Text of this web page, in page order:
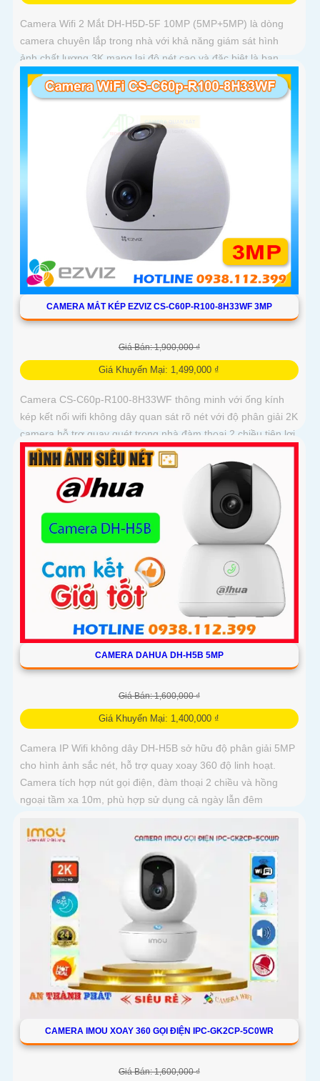
Camera Wifi 2 Mắt DH-H5D-5F 10MP (5MP+5MP) là dòng
camera chuyên lắp trong nhà với khả năng giám sát hình
ảnh chất lượng 3K mang lại độ nét cao và đặc biệt là ban
đêm có màu sắc chân thực. Camera wifi DH-H5D-5F còn
giúp đảm bảo an ninh hiệu quả với tính năng phát hiện người
CAMERA MẮT KÉP EZVIZ CS-C60P-R100-8H33WF 3MP
Giá Bán: 1,900,000 ₫
Giá Khuyến Mại: 1,499,000 ₫
Camera CS-C60p-R100-8H33WF thông minh với ống kính
kép kết nối wifi không dây quan sát rõ nét với độ phân giải 2K
camera hỗ trợ quay quét trong nhà đàm thoại 2 chiều tiện lợi
và tích hợp nút gọi điện cảm ứng nhanh chóng Với chuẩn
nén H.265 camera giúp tiết kiệm băng thông và dung lượng
lưu trữ hiệu quả
CAMERA DAHUA DH-H5B 5MP
Giá Bán: 1,600,000 ₫
Giá Khuyến Mại: 1,400,000 ₫
Camera IP Wifi không dây DH-H5B sở hữu độ phân giải 5MP
cho hình ảnh sắc nét, hỗ trợ quay xoay 360 độ linh hoạt.
Camera tích hợp nút gọi điện, đàm thoại 2 chiều và hồng
ngoại tầm xa 10m, phù hợp sử dụng cả ngày lẫn đêm
CAMERA IMOU XOAY 360 GỌI ĐIỆN IPC-GK2CP-5C0WR
Giá Bán: 1,600,000 ₫